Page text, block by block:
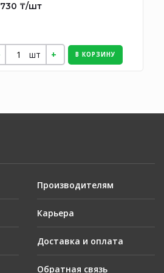
730 ₸/шт
шт В КОРЗИНУ
Производителям
Карьера
Доставка и оплата
Обратная связь